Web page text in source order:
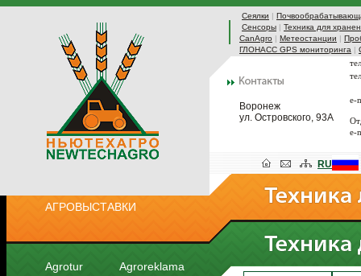
Сеялки |
Сенсоры | Техника для
CanAgro | Метеостанции |
ГЛОНАСС GPS мониторинга |
Воронеж
ул. Островского, 93А
e-
e-
АГРОВЫСТАВКИ
Agrotur Agroreklama
RU